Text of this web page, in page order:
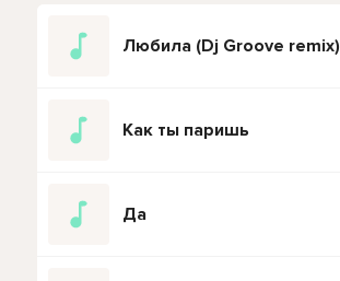
Любила (Dj Groove remix)
Как ты паришь
Да